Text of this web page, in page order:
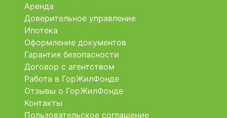
Аренда
Доверительное управление
Ипотека
Оформление документов
Гарантия безопасности
Договор с агентством
Работа в ГорЖилФонде
Отзывы о ГорЖилФонде
Контакты
Пользовательское соглашение